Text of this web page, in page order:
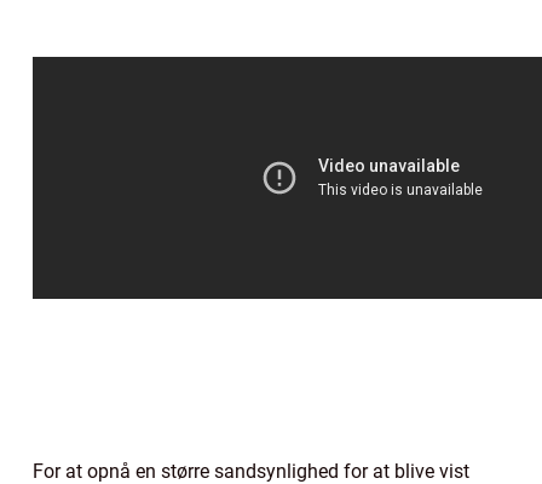
For at opnå en større sandsynlighed for at blive vist